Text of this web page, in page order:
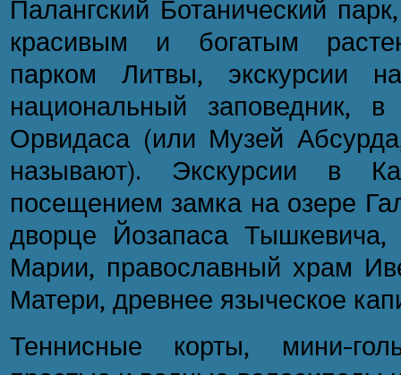
Палангский Ботанический
красивым и богатым
парком Литвы, экскурсии
национальный заповедник,
Орвидаса (или Музей
называют). Экскурсии в
посещением замка на озере
дворце Йозапаса
Марии, православный храм
Матери, древнее языческое
Теннисные корты, мини-